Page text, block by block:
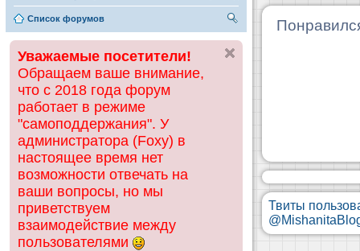
Список форумов
ск
Уважаемые посетители!
Обращаем ваше внимание,
что с 2018 года форум
работает в режиме
"самоподдержания". У
администратора (Foxy) в
настоящее время нет
возможности отвечать на
ваши вопросы, но мы
приветствуем
взаимодействие между
пользователями
Твиты